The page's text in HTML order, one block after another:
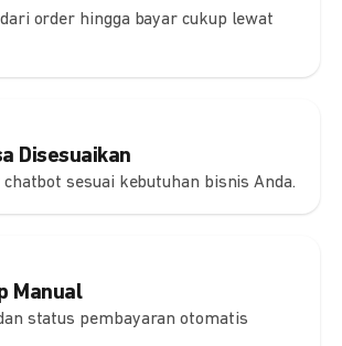
order hingga bayar cukup lewat
Disesuaikan
sesuai kebutuhan bisnis Anda.
Manual
status pembayaran otomatis